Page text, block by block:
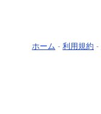
ホーム - 利用規約 -